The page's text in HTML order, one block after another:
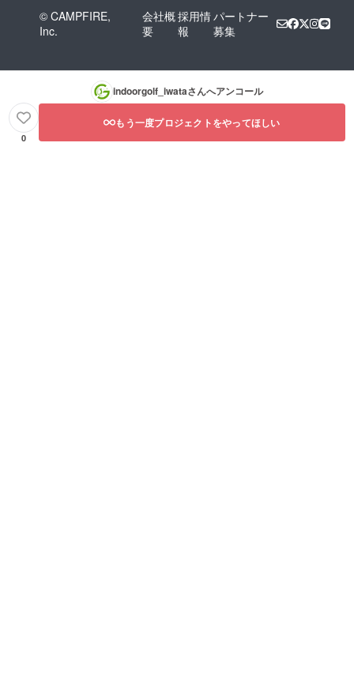
© CAMPFIRE,
Inc.
会社概
要
採用情
報
パートナー
募集
indoorgolf_iwataさんへアンコール
0
もう一度プロジェクトをやってほしい